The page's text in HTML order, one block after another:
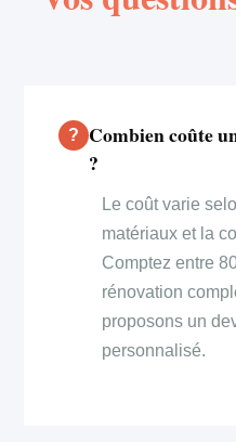
Combien coûte
?
Le coût varie
matériaux et la
Comptez entre
rénovation
proposons un
personnalisé.